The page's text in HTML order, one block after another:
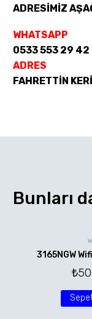
ADRESİMİZ
WHATSAPP
0533 553 29 42
ADRES
FAHRETTİN
Bunları
3165NGW
₺